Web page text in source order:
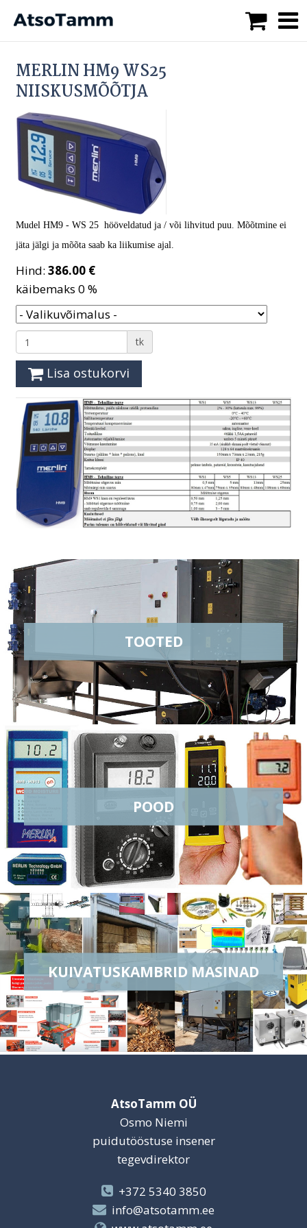
MERLIN HM9 WS25
NIISKUSMÕÕTJA
Mudel HM9 - WS 25 hööveldatud ja / või lihvitud puu. Mõõtmine ei
jäta jälgi ja mõõta saab ka liikumise ajal.
Hind: 386.00 €
käibemaks 0 %
tk
Lisa ostukorvi
TOOTED
POOD
KUIVATUSKAMBRID MASINAD
AtsoTamm OÜ
Osmo Niemi
puidutööstuse insener
tegevdirektor
+372 5340 3850
info@atsotamm.ee